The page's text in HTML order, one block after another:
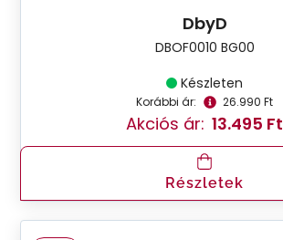
DbyD
DBOF0010 BG00
Készleten
Korábbi ár: 26.990 Ft
Akciós ár: 13.495 Ft
Részletek